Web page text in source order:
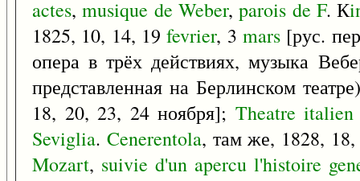
actes,musique de Weber,parois de F. К
1825, 10, 14, 19fevrier, 3mars [рус.
опера в трёх действиях, музыка
представленная на Берлинском
18, 20, 23, 24 ноября]; Theatre italien
Seviglia. Cenerentola, там же, 1828,
Mozart, suivie d'un apercu l'histoire